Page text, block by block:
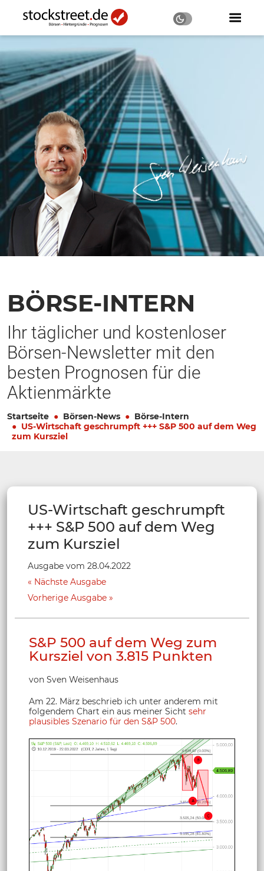
BÖRSE-INTERN
Ihr täglicher und kostenloser
Börsen-Newsletter mit den
besten Prognosen für die
Aktienmärkte
Startseite Börsen-News
Börse-Intern
US-Wirtschaft geschrumpft +++ S&P 500 auf dem Weg
zum Kursziel
US-Wirtschaft geschrumpft
+++ S&P 500 auf dem Weg
zum Kursziel
Ausgabe vom 28.04.2022
Nächste Ausgabe
Vorherige Ausgabe
S&P 500 auf dem Weg zum
Kursziel von 3.815 Punkten
von Sven Weisenhaus
Am 22. März beschrieb ich unter anderem mit
folgendem Chart ein aus meiner Sicht sehr
plausibles Szenario für den S&P 500.